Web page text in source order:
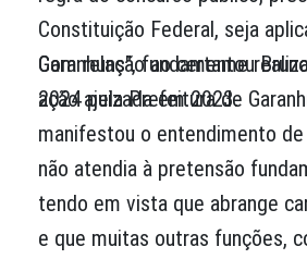
Constituição Federal, seja
Garanhuns", fundamentou
ação ajuizada em 2023.
Com relação ao certame
2024 pela Prefeitura de
manifestou o entendimento
não atendia à pretensão
tendo em vista que abrange
e que muitas outras funções,